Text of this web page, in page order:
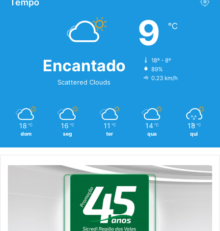
Encantado
Scattered Clouds
9 ℃
18º - 8º
89%
0.23 km/h
18 ℃
dom
16 ℃
seg
11 ℃
ter
14 ℃
qua
18 ℃
qui